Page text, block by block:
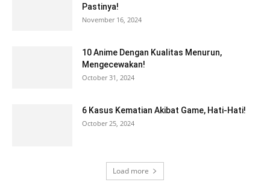
Pastinya!
November 16, 2024
10 Anime Dengan Kualitas Menurun,
Mengecewakan!
October 31, 2024
6 Kasus Kematian Akibat Game, Hati-Hati!
October 25, 2024
Load more